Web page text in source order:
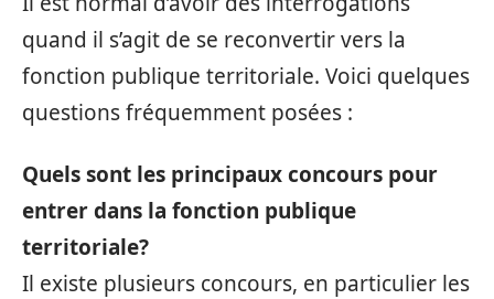
quand il s’agit de se reconvertir vers la
fonction publique territoriale. Voici quelques
questions fréquemment posées :
Quels sont les principaux concours pour
entrer dans la fonction publique
territoriale?
Il existe plusieurs concours, en particulier les